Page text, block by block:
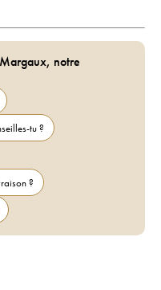
notre
tu ?
?